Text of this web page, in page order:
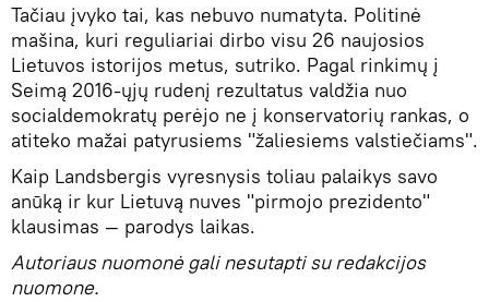
Tačiau įvyko tai, kas nebuvo numatyta. Politinė
mašina, kuri reguliariai dirbo visu 26 naujosios
Lietuvos istorijos metus, sutriko. Pagal rinkimų į
Seimą 2016-ųjų rudenį rezultatus valdžia nuo
socialdemokratų perėjo ne į konservatorių rankas, o
atiteko mažai patyrusiems "žaliesiems valstiečiams".
Kaip Landsbergis vyresnysis toliau palaikys savo
anūką ir kur Lietuvą nuves "pirmojo prezidento"
klausimas — parodys laikas.
Autoriaus nuomonė gali nesutapti su redakcijos
nuomone.